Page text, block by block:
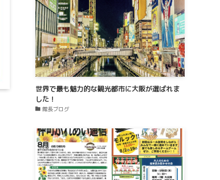
世界で最も魅力的な観光都市に大阪が選ばれま
した！
館長ブログ